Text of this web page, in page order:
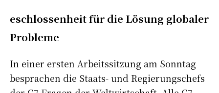
eschlossenheit für die Lösung globaler
Probleme
In einer ersten Arbeitssitzung am Sonntag
besprachen die Staats- und Regierungschefs